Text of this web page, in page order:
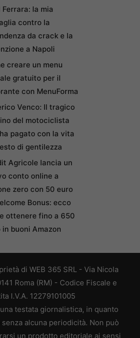
Ferrara: la mia
contro la
da crack e la
a Napoli
creare un menu
gratuito per il
con MenuForma
Venco: Il tragico
del motociclista
pagato con la vita
di gentilezza
Agricole lancia un
conto online a
zero con 50 euro
Bonus: ecco
ottenere fino a 650
in buoni Amazon
di WEB 365 SRL - Via Nicola
Roma (RM) - Codice Fiscale e
I.V.A. 12279101005
testata giornalistica, in quanto
alcuna periodicità. Non può
un prodotto editoriale ai sensi